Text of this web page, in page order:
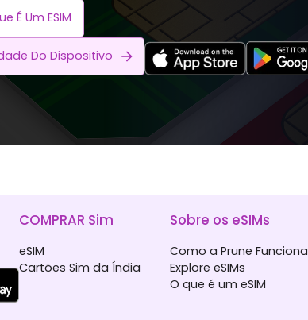
É Um ESIM
Do Dispositivo
COMPRAR Sim
eSIM
Cartões Sim da Índia
Sobre os eSIMs
Como a Prune Funciona
Explore eSIMs
O que é um eSIM